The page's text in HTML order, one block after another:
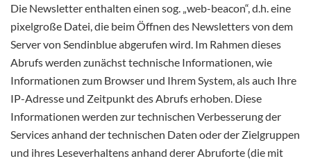
Die Newsletter enthalten einen sog. „web-beacon“, d.h. eine
pixelgroße Datei, die beim Öffnen des Newsletters von dem
Server von Sendinblue abgerufen wird. Im Rahmen dieses
Abrufs werden zunächst technische Informationen, wie
Informationen zum Browser und Ihrem System, als auch Ihre
IP-Adresse und Zeitpunkt des Abrufs erhoben. Diese
Informationen werden zur technischen Verbesserung der
Services anhand der technischen Daten oder der Zielgruppen
und ihres Leseverhaltens anhand derer Abruforte (die mit